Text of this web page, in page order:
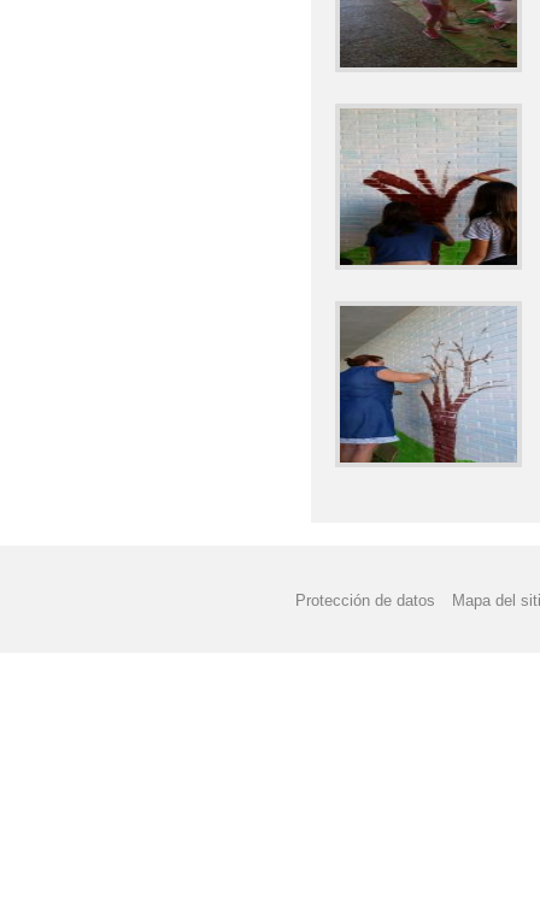
Protección de datos Mapa del